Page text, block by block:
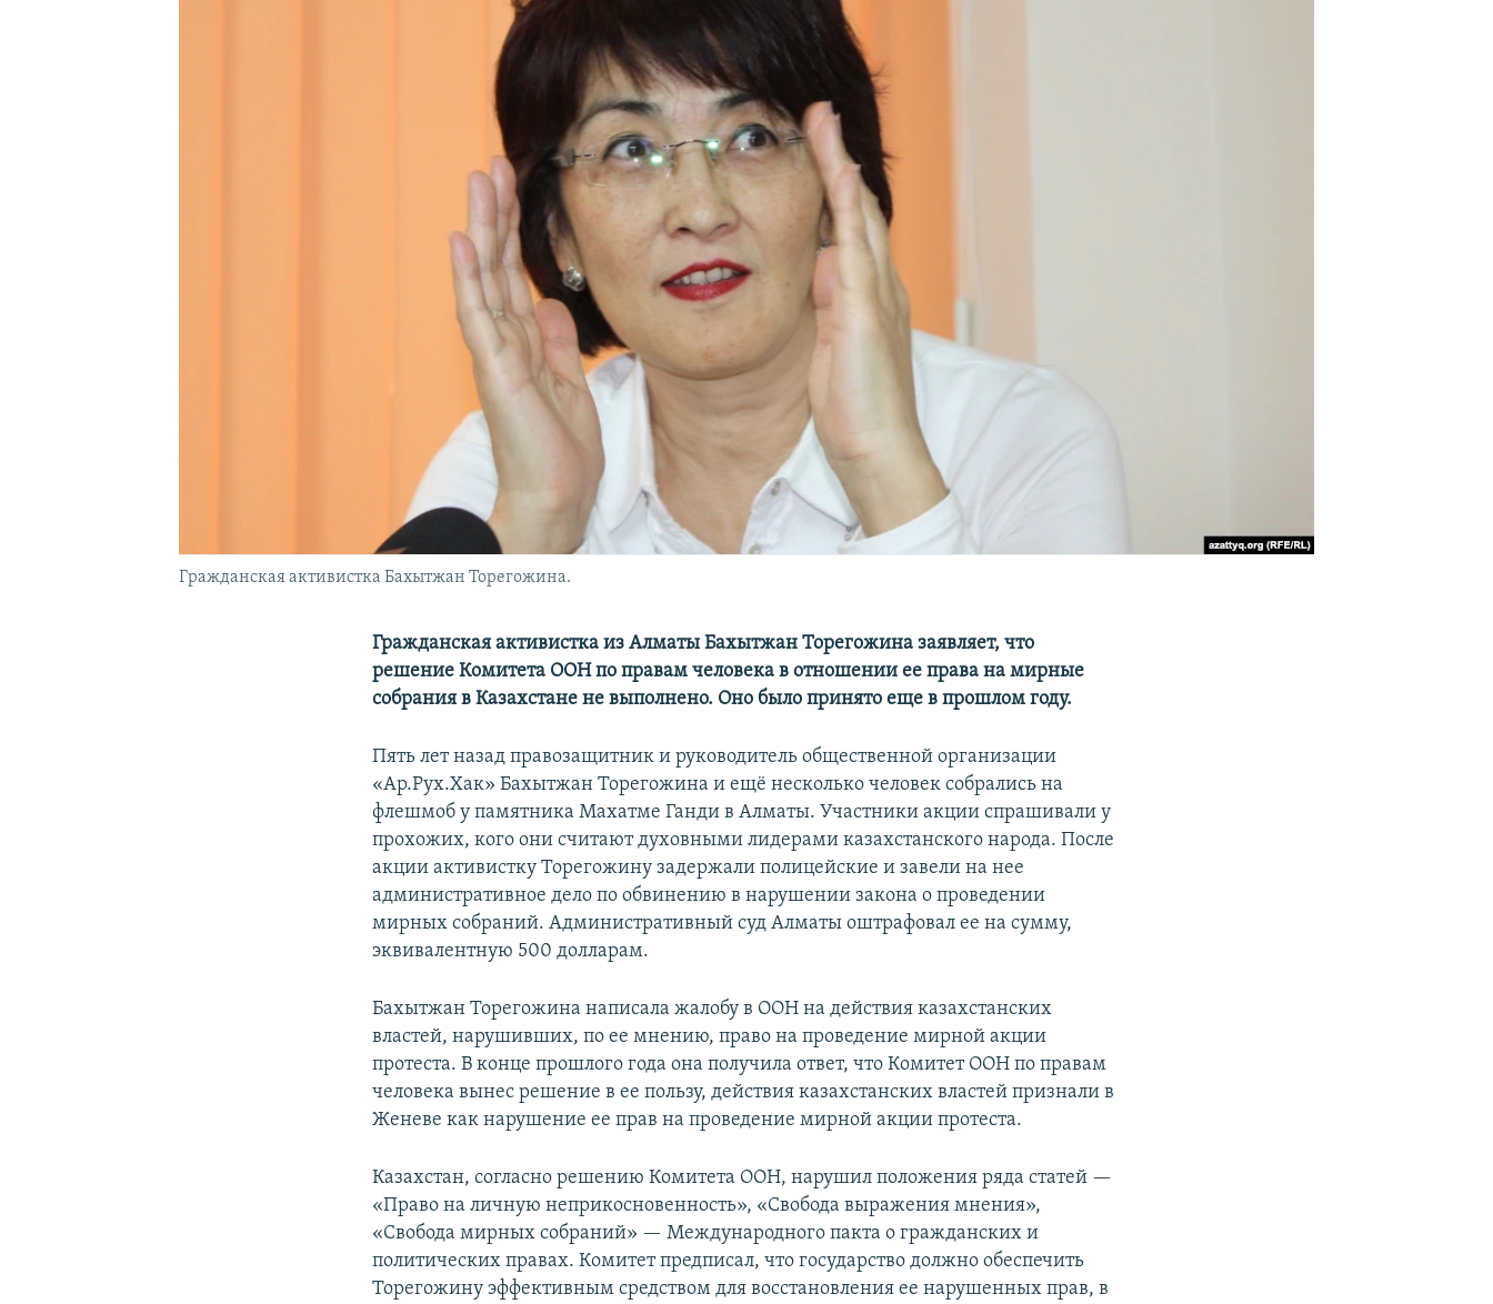
Гражданская активистка Бахытжан Торегожина.
Гражданская активистка из Алматы Бахытжан Торегожина заявляет, что
решение Комитета ООН по правам человека в отношении ее права на мирные
собрания в Казахстане не выполнено. Оно было принято еще в прошлом году.
Пять лет назад правозащитник и руководитель общественной организации
«Ар.Рух.Хак» Бахытжан Торегожина и ещё несколько человек собрались на
флешмоб у памятника Махатме Ганди в Алматы. Участники акции спрашивали у
прохожих, кого они считают духовными лидерами казахстанского народа. После
акции активистку Торегожину задержали полицейские и завели на нее
административное дело по обвинению в нарушении закона о проведении
мирных собраний. Административный суд Алматы оштрафовал ее на сумму,
эквивалентную 500 долларам.
Бахытжан Торегожина написала жалобу в ООН на действия казахстанских
властей, нарушивших, по ее мнению, право на проведение мирной акции
протеста. В конце прошлого года она получила ответ, что Комитет ООН по правам
человека вынес решение в ее пользу, действия казахстанских властей признали в
Женеве как нарушение ее прав на проведение мирной акции протеста.
Казахстан, согласно решению Комитета ООН, нарушил положения ряда статей —
«Право на личную неприкосновенность», «Свобода выражения мнения»,
«Свобода мирных собраний» — Международного пакта о гражданских и
политических правах. Комитет предписал, что государство должно обеспечить
Торегожину эффективным средством для восстановления ее нарушенных прав, в